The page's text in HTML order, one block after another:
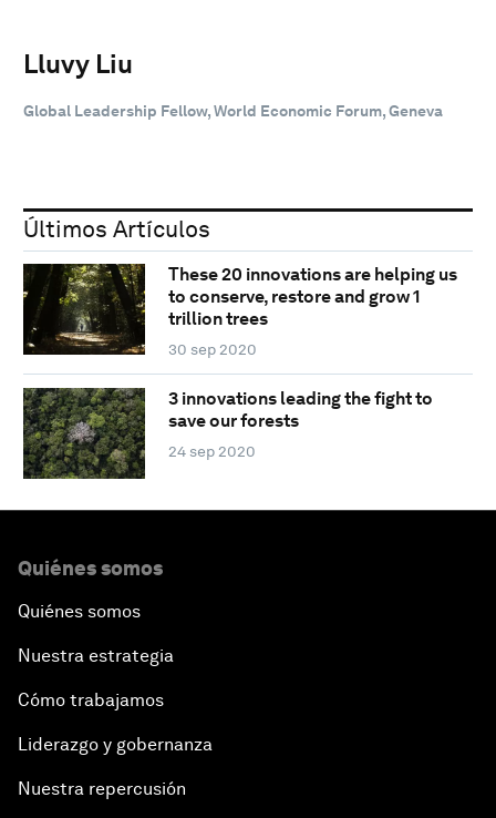
Lluvy Liu
Global Leadership Fellow, World Economic Forum, Geneva
Últimos Artículos
These 20 innovations are helping us
to conserve, restore and grow 1
trillion trees
30 sep 2020
3 innovations leading the fight to
save our forests
24 sep 2020
Quiénes somos
Quiénes somos
Nuestra estrategia
Cómo trabajamos
Liderazgo y gobernanza
Nuestra repercusión